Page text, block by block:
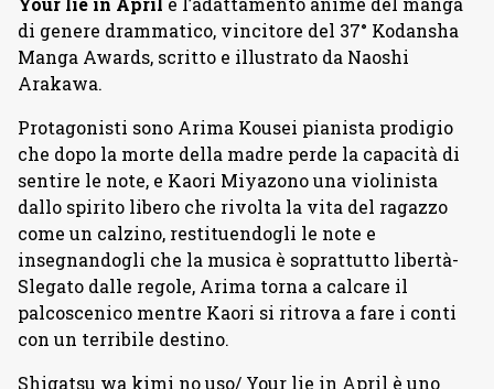
di genere drammatico, vincitore del 37° Kodansha
Manga Awards, scritto e illustrato da Naoshi
Arakawa.
Protagonisti sono Arima Kousei pianista prodigio
che dopo la morte della madre perde la capacità di
sentire le note, e Kaori Miyazono una violinista
dallo spirito libero che rivolta la vita del ragazzo
come un calzino, restituendogli le note e
insegnandogli che la musica è soprattutto libertà-
Slegato dalle regole, Arima torna a calcare il
palcoscenico mentre Kaori si ritrova a fare i conti
con un terribile destino.
Shigatsu wa kimi no uso/ Your lie in April è uno